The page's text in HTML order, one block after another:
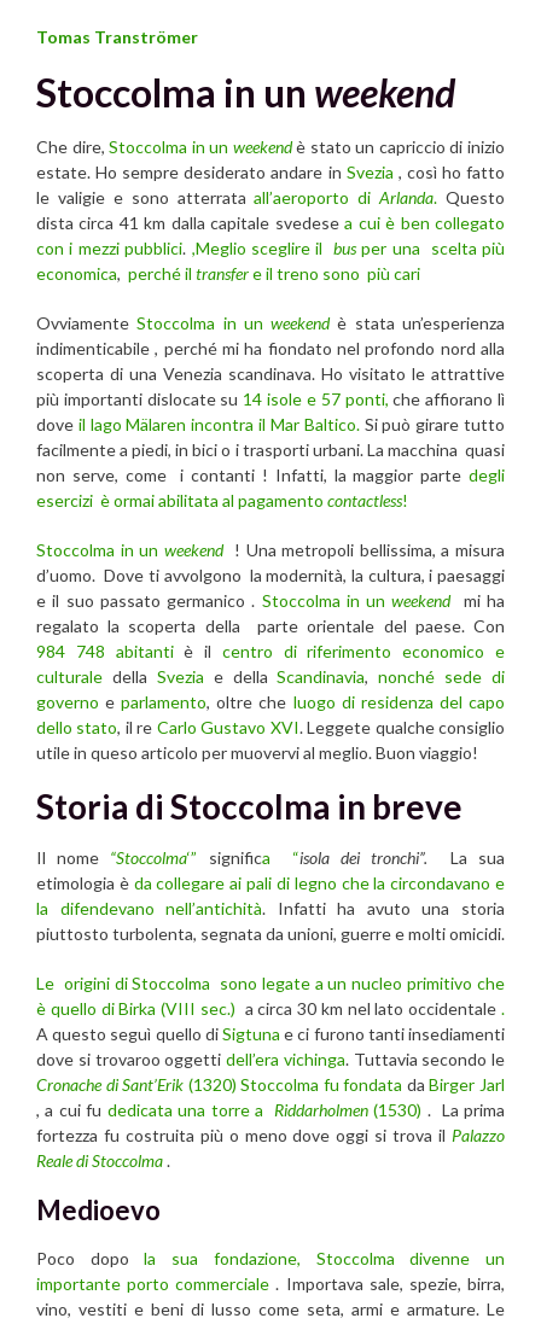
Tomas Tranströmer
Stoccolma in un weekend
Che dire,Stoccolma in un weekendè stato un capriccio di inizio
estate. Ho sempre desiderato andare in Svezia , così ho fatto
le valigie e sono atterrataall’aeroporto diArlanda. Questo
dista circa 41 km dalla capitale svedesea cui è ben collegato
con i mezzi pubblici. ,Meglio sceglire ilbusper una scelta più
economica, perché il transfere il treno sono più cari
OvviamenteStoccolma in unweekendè stata un’esperienza
indimenticabile , perché mi ha fiondato nel profondo nord alla
scoperta di una Venezia scandinava. Ho visitato le attrattive
più importanti dislocate su 14 isole e 57 ponti, che affiorano lì
dove il lago Mälaren incontra il Mar Baltico.Si può girare tutto
facilmente a piedi, in bici o i trasporti urbani. La macchina quasi
non serve, come i contanti ! Infatti, la maggior parte degli
esercizi è ormai abilitata al pagamento contactless!
Stoccolma in un weekend! Una metropoli bellissima, a misura
d’uomo. Dove ti avvolgono la modernità, la cultura, i paesaggi
e il suo passato germanico . Stoccolma in unweekendmi ha
regalato la scoperta della parte orientale del paese. Con
984 748 abitantiè il centro di riferimento economico e
culturale della Svezia e dellaScandinavia,nonché sede di
governo eparlamento, oltre che luogo di residenza del capo
dello stato, il re Carlo Gustavo XVI. Leggete qualche consiglio
utile in queso articolo per muovervi al meglio. Buon viaggio!
Storia di Stoccolma in breve
Il nome “Stoccolma‘” significa “isola dei tronchi”. La sua
etimologia è da collegare ai pali di legno che la circondavano e
la difendevano nell’antichità. Infatti ha avuto una storia
piuttosto turbolenta, segnata da unioni, guerre e molti omicidi.
Le origini di Stoccolma sono legate a un nucleo primitivo che
è quello di Birka (VIII sec.) a circa 30 km nel lato occidentale.
A questo seguì quello diSigtuna e ci furono tanti insediamenti
dove si trovaroo oggetti dell’era vichinga. Tuttavia secondo le
Cronache di Sant’Erik (1320) Stoccolma fu fondata daBirger Jarl
, a cui fu dedicata una torre a Riddarholmen(1530) . La prima
fortezza fu costruita più o meno dove oggi si trova il Palazzo
Reale di Stoccolma.
Medioevo
Poco dopola sua fondazione, Stoccolma divenne un
importante porto commerciale . Importava sale, spezie, birra,
vino, vestiti e beni di lusso come seta, armi e armature. Le